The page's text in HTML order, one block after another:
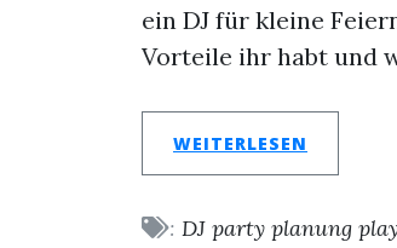
ein DJ für kleine
Vorteile ihr habt und
WEITERLESEN
: DJ party planung